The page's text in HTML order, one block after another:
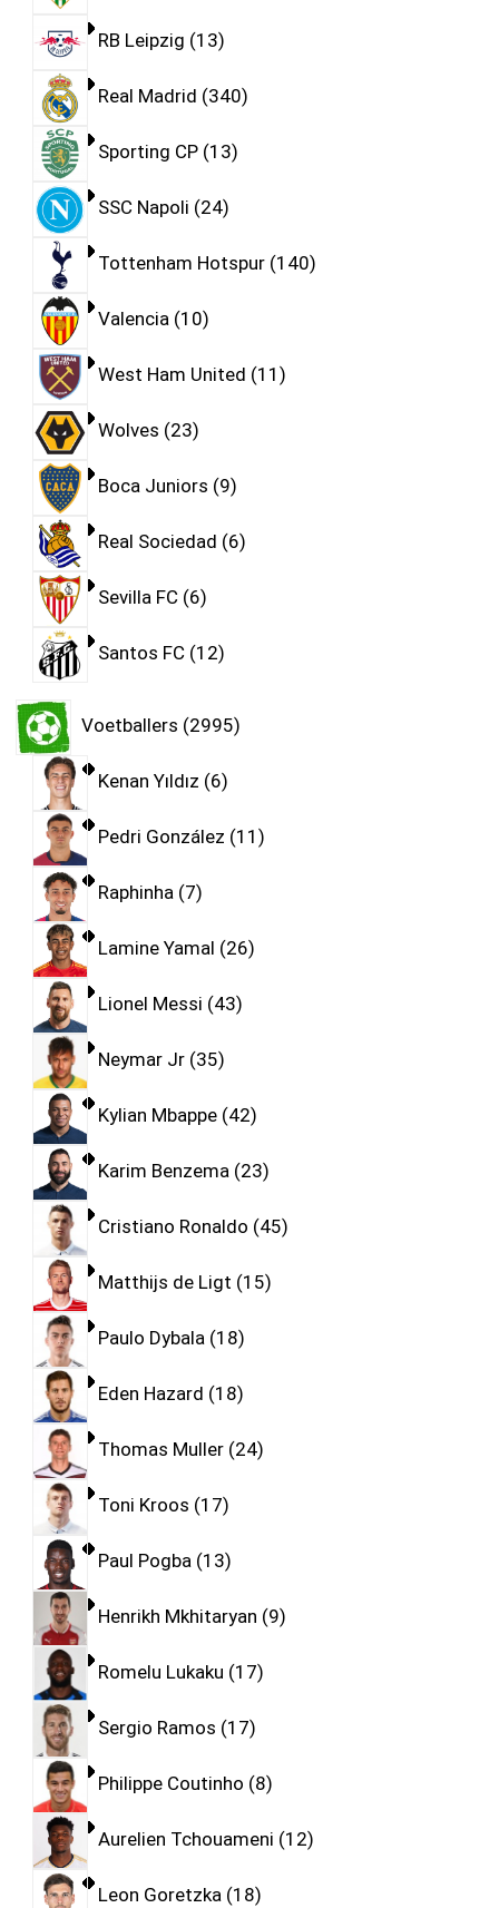
RB Leipzig 13
Real Madrid 340
Sporting CP 13
SSC Napoli 24
Tottenham Hotspur 140
Valencia 10
West Ham United 11
Wolves 23
Boca Juniors 9
Real Sociedad 6
Sevilla FC 6
Santos FC 12
Voetballers 2995
Kenan Yıldız 6
Pedri González 11
Raphinha 7
Lamine Yamal 26
Lionel Messi 43
Neymar Jr 35
Kylian Mbappe 42
Karim Benzema 23
Cristiano Ronaldo 45
Matthijs de Ligt 15
Paulo Dybala 18
Eden Hazard 18
Thomas Muller 24
Toni Kroos 17
Paul Pogba 13
Henrikh Mkhitaryan 9
Romelu Lukaku 17
Sergio Ramos 17
Philippe Coutinho 8
Aurelien Tchouameni 12
Leon Goretzka 18